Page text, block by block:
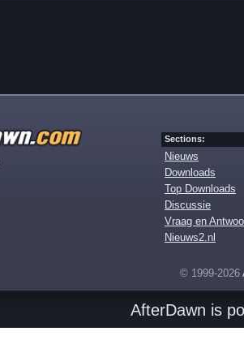
Sections:
Nieuws
Downloads
Top Downloads
Discussie
Vraag en
Nieuws2.nl
© 1999-2026
AfterDawn is